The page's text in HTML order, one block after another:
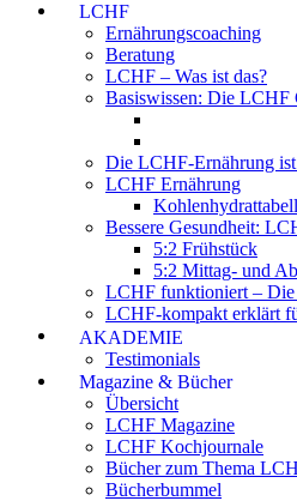
LCHF
Ernährungscoaching
Beratung
LCHF – Was ist das?
Basiswissen: Die LCHF
Die LCHF-Ernährung
LCHF Ernährung
Bessere Gesundheit:
5:2 Frühstück
5:2 Mittag- und
LCHF funktioniert – Die
LCHF-kompakt erklärt
AKADEMIE
Testimonials
Magazine & Bücher
Übersicht
LCHF Magazine
LCHF Kochjournale
Bücher zum Thema
Bücherbummel